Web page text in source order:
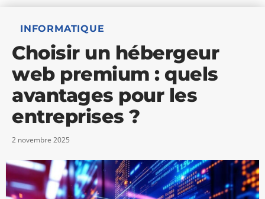
INFORMATIQUE
Choisir un hébergeur
web premium : quels
avantages pour les
entreprises ?
2 novembre 2025